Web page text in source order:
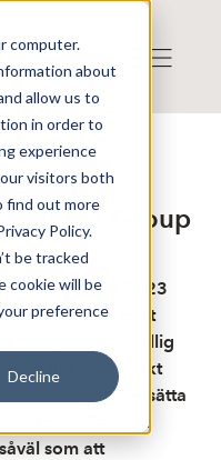
computer.
about
allow us to
in order to
experience
visitors both
find out more
Policy.
be tracked
cookie will be
preference
Decline
på
Analyst Group
sista kvartalet 2023
har tagit
mot en mer uthållig
har gett effekt
kommer att fortsätta
under 2024, bl.a.
som att